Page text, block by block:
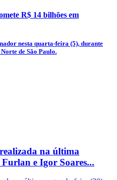
R$ 14 bilhões em
nesta quarta-feira (5), durante
de São Paulo.
na última
e Igor Soares...